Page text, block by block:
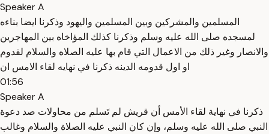
Speaker A
المسلمين والمشركين وبين المسلمين واليهود وذكرنا ايضا بناءه
لمسجده صلى الله عليه وسلم وذكرنا كذلك المؤاخاه بين المهاجرين
والانصار وغير ذلك من الاعمال التي قام بها عليه الصلاه والسلام لقدوم
او اول قدومه الدينه ذكرنا في نهايه لقاء الامس ان
01:56
Speaker A
ذكرنا في نهاية لقاء الأمس أن قريش لم تَسلم من محاولات صد دعوة
النبي صلى الله عليه وسلم، وإن كان النبي عليه الصلاة والسلام وغالب